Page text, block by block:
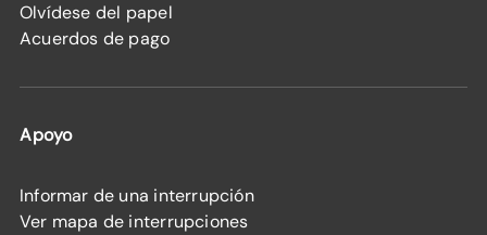
Olvídese del papel
Acuerdos de pago
Apoyo
Informar de una interrupción
Ver mapa de interrupciones